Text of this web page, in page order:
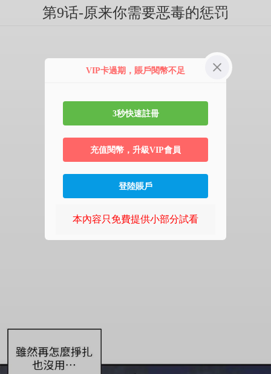
第9话-原来你需要恶毒的惩罚
VIP卡過期，賬戶閱幣不足
3秒快速註冊
充值閱幣，升級VIP會員
登陸賬戶
本內容只免費提供小部分試看